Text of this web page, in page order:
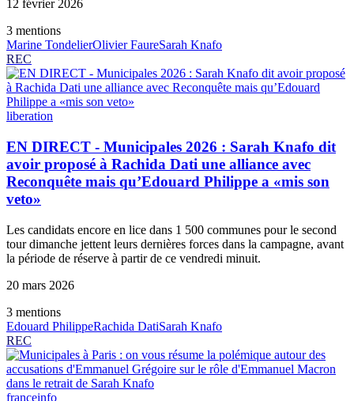
12 février 2026
3 mentions
Marine TondelierOlivier FaureSarah Knafo
REC
liberation
EN DIRECT - Municipales 2026 : Sarah Knafo dit
avoir proposé à Rachida Dati une alliance avec
Reconquête mais qu’Edouard Philippe a «mis son
veto»
Les candidats encore en lice dans 1 500 communes pour le second
tour dimanche jettent leurs dernières forces dans la campagne, avant
la période de réserve à partir de ce vendredi minuit.
20 mars 2026
3 mentions
Edouard PhilippeRachida DatiSarah Knafo
REC
franceinfo